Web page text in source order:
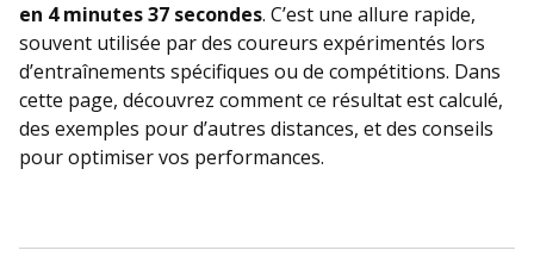
en 4 minutes 37 secondes. C’est une allure rapide,
souvent utilisée par des coureurs expérimentés lors
d’entraînements spécifiques ou de compétitions. Dans
cette page, découvrez comment ce résultat est calculé,
des exemples pour d’autres distances, et des conseils
pour optimiser vos performances.